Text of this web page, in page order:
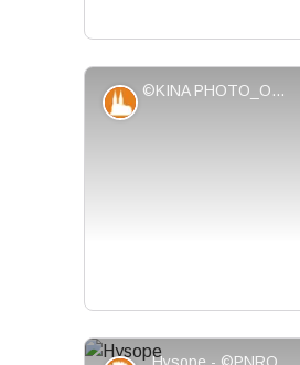
Voir
ruines des fortifications
©KINA PHOTO_OTGQ
Patrimoine et histoire
Ce territoire héberge